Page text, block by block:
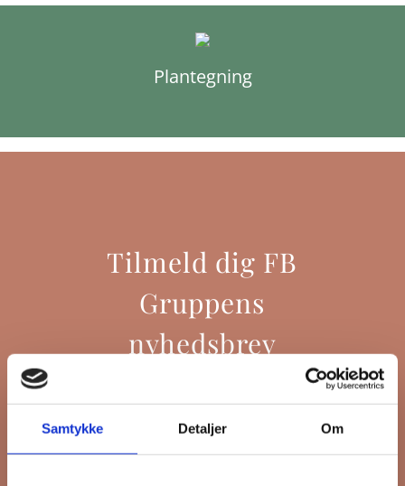
Samtykke Detaljer Om
Plantegning
Tilmeld dig FB
Gruppens
nyhedsbrev
Hold dig opdateret på hvad der sker
på Grønttorvet. I vores nyhedsbrev